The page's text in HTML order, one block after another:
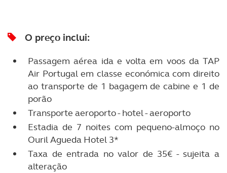
O preço inclui:
Passagem aérea ida e volta em voos da TAP
Air Portugal em classe económica com direito
ao transporte de 1 bagagem de cabine e 1 de
porão
Transporte aeroporto - hotel - aeroporto
Estadia de 7 noites com pequeno-almoço no
Ouril Agueda Hotel 3*
Taxa de entrada no valor de 35€ - sujeita a
alteração